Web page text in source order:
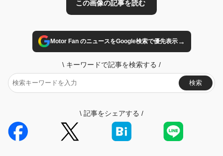
Motor Fan のニュースをGoogle検索で優先表示→
\ キーワードで記事を検索する /
検索
\ 記事をシェアする /